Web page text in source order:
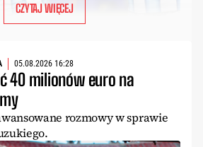
CZYTAJ WIĘCEJ
05.08.2026 16:28
40 milionów euro na
rozmowy w sprawie